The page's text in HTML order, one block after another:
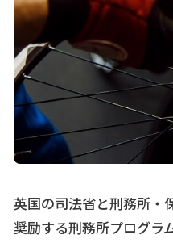
英国の司法省と刑務所・
奨励する刑務所プログラ